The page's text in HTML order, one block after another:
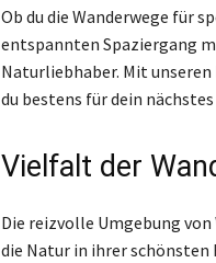
Ob du die Wanderwege für
entspannten Spaziergang
Naturliebhaber. Mit
du bestens für dein
Vielfalt der
Die reizvolle Umgebung
die Natur in ihrer schönsten